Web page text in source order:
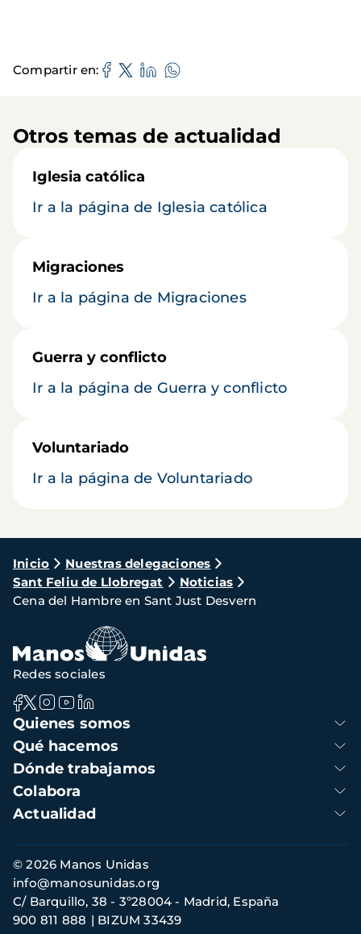
Compartir en
Otros temas de actualidad
Iglesia católica
Ir a la página de Iglesia católica
Migraciones
Ir a la página de Migraciones
Guerra y conflicto
Ir a la página de Guerra y conflicto
Voluntariado
Ir a la página de Voluntariado
Ruta
de
navegación
Inicio
Nuestras delegaciones
Sant Feliu de Llobregat
Noticias
Cena del Hambre en Sant Just Desvern
Navegación
principal
Quienes somos
Qué hacemos
Dónde trabajamos
Colabora
Actualidad
Redes sociales
Información
de
contacto
© 2026 Manos Unidas
C/ Barquillo, 38 - 3º28004 - Madrid, España
900 811 888
BIZUM 33439
info@manosunidas.org